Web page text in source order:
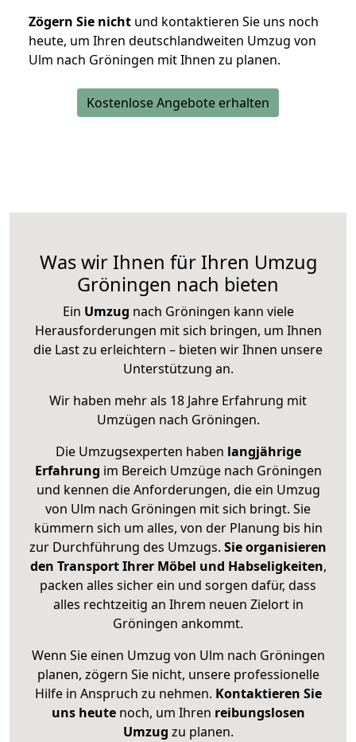
Zögern Sie nicht und kontaktieren Sie uns noch
heute, um Ihren deutschlandweiten Umzug von
Ulm nach Gröningen mit Ihnen zu planen.
Kostenlose Angebote erhalten
Was wir Ihnen für Ihren Umzug
Gröningen nach bieten
Ein Umzug nach Gröningen kann viele
Herausforderungen mit sich bringen, um Ihnen
die Last zu erleichtern – bieten wir Ihnen unsere
Unterstützung an.
Wir haben mehr als 18 Jahre Erfahrung mit
Umzügen nach Gröningen.
Die Umzugsexperten haben langjährige
Erfahrung im Bereich Umzüge nach Gröningen
und kennen die Anforderungen, die ein Umzug
von Ulm nach Gröningen mit sich bringt. Sie
kümmern sich um alles, von der Planung bis hin
zur Durchführung des Umzugs. Sie organisieren
den Transport Ihrer Möbel und Habseligkeiten,
packen alles sicher ein und sorgen dafür, dass
alles rechtzeitig an Ihrem neuen Zielort in
Gröningen ankommt.
Wenn Sie einen Umzug von Ulm nach Gröningen
planen, zögern Sie nicht, unsere professionelle
Hilfe in Anspruch zu nehmen. Kontaktieren Sie
uns heutenoch, um Ihren reibungslosen
Umzug zu planen.